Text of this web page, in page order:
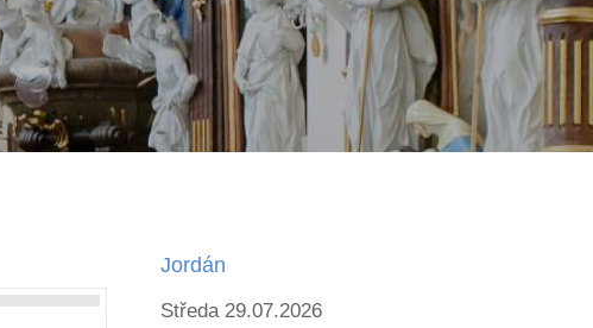
Jordán
Středa 29.07.2026